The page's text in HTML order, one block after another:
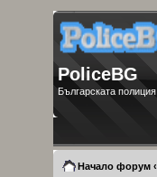
PoliceBG
Българската полиция
Начало форум ‹